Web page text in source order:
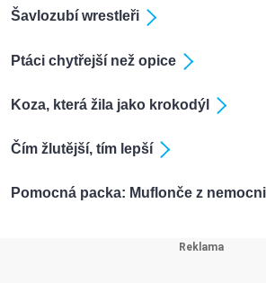
Šavlozubí wrestleři
Ptáci chytřejší než opice
Koza, která žila jako krokodýl
Čím žlutější, tím lepší
Pomocná packa: Muflonče z